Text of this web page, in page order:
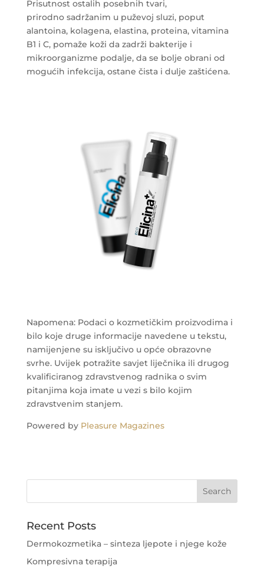
Prisutnost ostalih posebnih tvari,
prirodno sadržanim u puževoj sluzi, poput
alantoina, kolagena, elastina, proteina, vitamina
B1 i C, pomaže koži da zadrži bakterije i
mikroorganizme podalje, da se bolje obrani od
mogućih infekcija, ostane čista i dulje zaštićena.
Napomena: Podaci o kozmetičkim proizvodima i
bilo koje druge informacije navedene u tekstu,
namijenjene su isključivo u opće obrazovne
svrhe. Uvijek potražite savjet liječnika ili drugog
kvalificiranog zdravstvenog radnika o svim
pitanjima koja imate u vezi s bilo kojim
zdravstvenim stanjem.
Powered by Pleasure Magazines
Recent Posts
Dermokozmetika – sinteza ljepote i njege kože
Kompresivna terapija